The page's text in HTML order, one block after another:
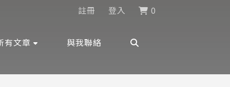
註冊 登入 0
有文章 與我聯絡